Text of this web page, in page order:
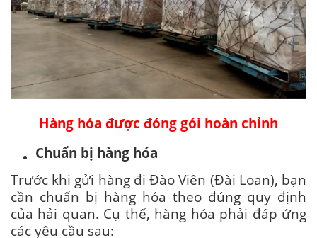
Hàng hóa được đóng gói hoàn chỉnh
Chuẩn bị hàng hóa
Trước khi gửi hàng đi Đào Viên (Đài Loan), bạn
cần chuẩn bị hàng hóa theo đúng quy định
của hải quan. Cụ thể, hàng hóa phải đáp ứng
các yêu cầu sau: